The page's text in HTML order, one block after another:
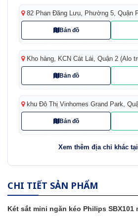
82 Phan Đăng Lưu, Phường 5, Quận
Bản đồ
Kho hàng, KCN Cát Lái, Quận 2 (Alo
Bản đồ
khu Đô Thị Vinhomes Grand Park,
Bản đồ
Xem thêm địa chỉ khác tại
CHI TIẾT SẢN PHẨM
Két sắt mini ngăn kéo Philips SBX101